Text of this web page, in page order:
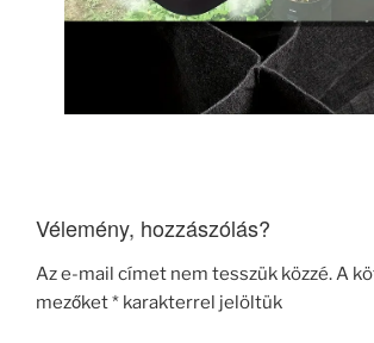
Vélemény, hozzászólás?
Az e-mail címet nem tesszük közzé.A
mezőket* karakterrel jelöltük